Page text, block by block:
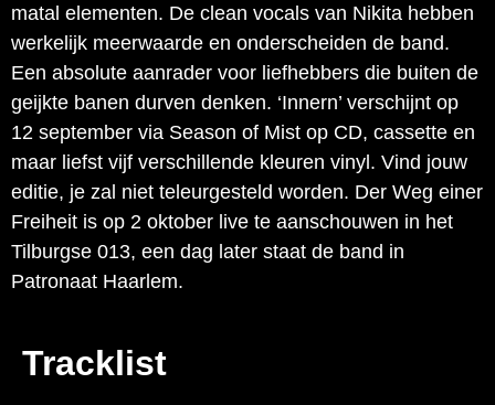
matal elementen. De clean vocals van Nikita hebben
werkelijk meerwaarde en onderscheiden de band.
Een absolute aanrader voor liefhebbers die buiten de
geijkte banen durven denken. ‘Innern’ verschijnt op
12 september via Season of Mist op CD, cassette en
maar liefst vijf verschillende kleuren vinyl. Vind jouw
editie, je zal niet teleurgesteld worden. Der Weg einer
Freiheit is op 2 oktober live te aanschouwen in het
Tilburgse 013, een dag later staat de band in
Patronaat Haarlem.
Tracklist